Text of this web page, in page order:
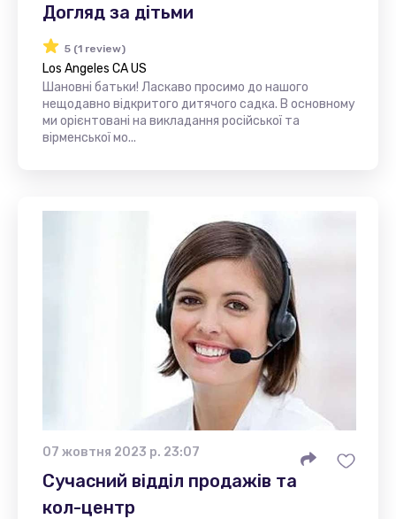
Догляд за дітьми
5 (1 review)
Los Angeles CA US
Шановні батьки! Ласкаво просимо до нашого
нещодавно відкритого дитячого садка. В основному
ми орієнтовані на викладання російської та
вірменської мо...
07 жовтня 2023 р. 23:07
Сучасний відділ продажів та
кол-центр